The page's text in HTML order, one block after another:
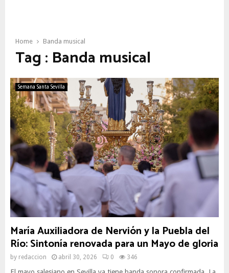
Home Banda musical
Tag : Banda musical
Semana Santa Sevilla
María Auxiliadora de Nervión y la Puebla del
Río: Sintonía renovada para un Mayo de gloria
by redaccion abril 30, 2026 0 346